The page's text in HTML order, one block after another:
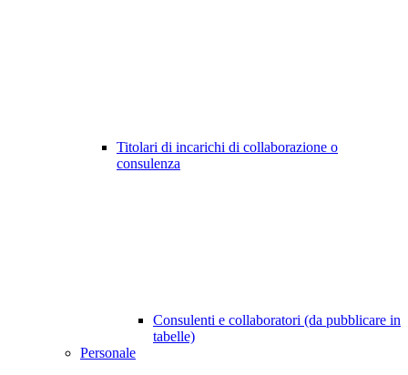
Titolari di incarichi di collaborazione o
consulenza
Consulenti e collaboratori (da pubblicare in
tabelle)
Personale